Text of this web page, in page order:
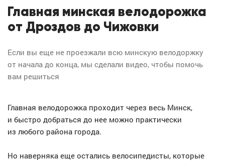
Главная минская велодорожка
от Дроздов до Чижовки
Если вы еще не проезжали всю минскую велодоржку
от начала до конца, мы сделали видео, чтобы помочь
вам решиться
Главная велодорожка проходит через весь Минск,
и быстро добраться до нее можно практически
из любого района города.
Но наверняка еще остались велосипедисты, которые